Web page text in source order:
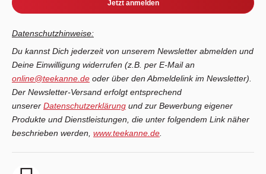
Jetzt anmelden
Datenschutzhinweise:
Du kannst Dich jederzeit von unserem Newsletter abmelden und
Deine Einwilligung widerrufen (z.B. per E-Mail an
online@teekanne.de oder über den Abmeldelink im Newsletter).
Der Newsletter-Versand erfolgt entsprechend
unserer Datenschutzerklärung und zur Bewerbung eigener
Produkte und Dienstleistungen, die unter folgendem Link näher
beschrieben werden, www.teekanne.de